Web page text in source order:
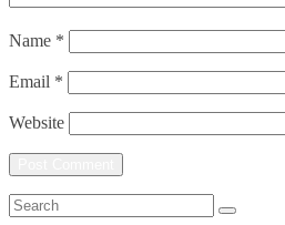
Name *
Email *
Website